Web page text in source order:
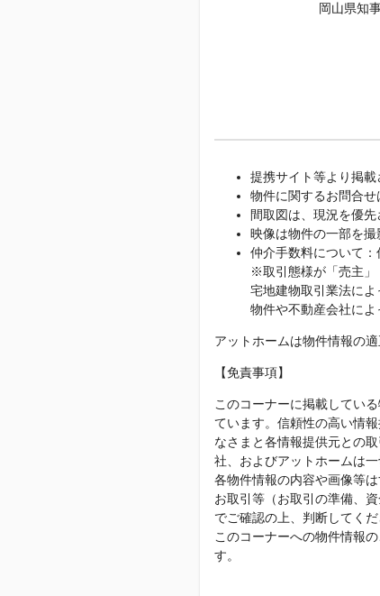
岡山県知
提携サイト等より掲
物件に関するお問合
間取図は、現況を優先
映像は物件の一部を
仲介手数料について
※取引態様が「売主」
宅地建物取引業法によ
物件や不動産会社によ
アットホームは物件情報の
【免責事項】
このコーナーに掲載してい
ています。信頼性の高い情
なさまと各情報提供元との
社、およびアットホームは一
各物件情報の内容や画像等
お取引等（お取引の準備、
でご確認の上、判断してくだ
このコーナーへの物件情報
す。